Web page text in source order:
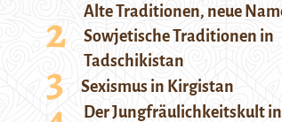
Alte Traditionen, neue
Sowjetische Traditionen in
Tadschikistan
Sexismus in Kirgistan
Der Jungfräulichkeitskult in